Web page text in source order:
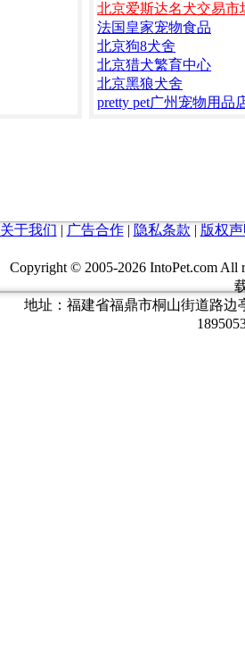
北京爱斯达名犬交易市
法国皇家宠物食品
北京狗8犬舍
北京猎犬繁育中心
北京黑狼犬舍
pretty pet广州宠物用品
关于我们 | 广告合作| 隐私条款 | 版权
Copyright © 2005-2026 IntoPet.com
地址：福建省福鼎市桐山街道路边